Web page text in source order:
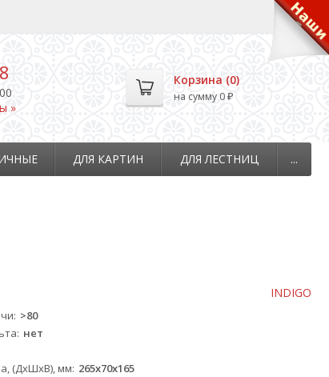
»
Корзина (0)
на сумму 0 ₽
ДЛЯ КАРТИН ДЛЯ ЛЕСТНИЦ ...
INDIGO
>80
нет
(ДхШхВ), мм 265х70х165